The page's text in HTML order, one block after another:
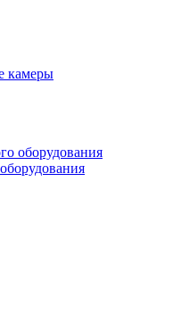
камеры
оборудования